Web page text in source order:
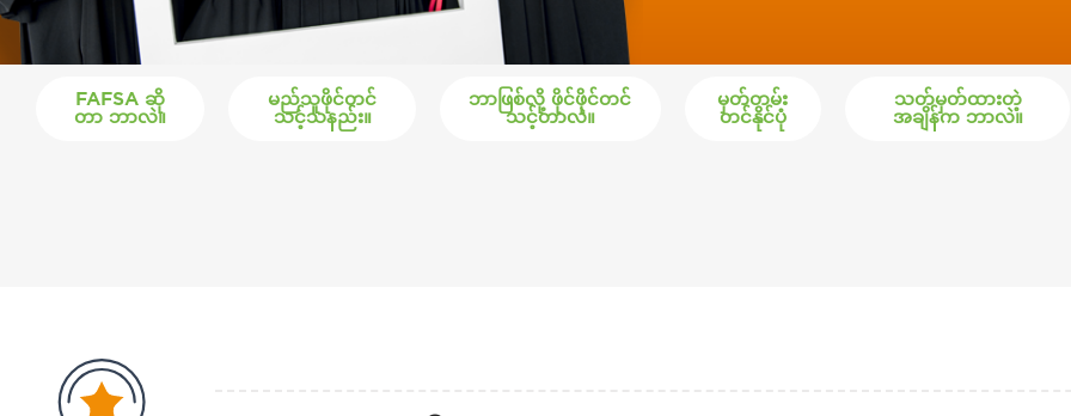
FAFSA ဆို
တာ ဘာလဲ။
မည်သူဖိုင်တင်
သင့်သနည်း။
ဘာဖြစ်လို့ ဖိုင်ဖိုင်တင်
သင့်တာလဲ။
မှတ်တမ်း
တင်နိုင်ပုံ
သတ်မှတ်ထားတဲ့
အချိန်က ဘာလဲ။